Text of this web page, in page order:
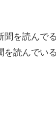
を読んで
を読んでい